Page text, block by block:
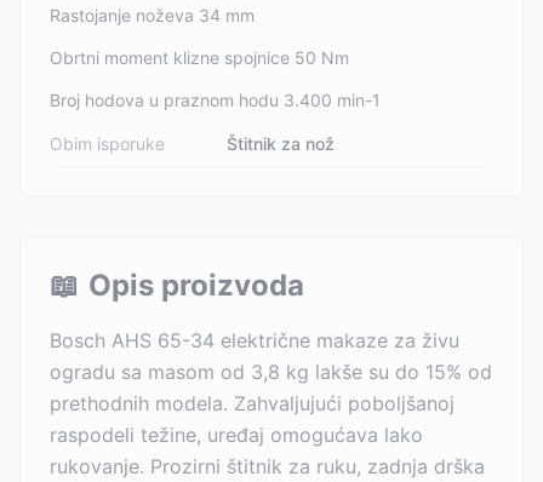
Rastojanje noževa 34 mm
Obrtni moment klizne spojnice 50 Nm
Broj hodova u praznom hodu 3.400 min-1
Obim isporuke Štitnik za nož
📖 Opis proizvoda
Bosch AHS 65-34 električne makaze za živu
ogradu sa masom od 3,8 kg lakše su do 15% od
prethodnih modela. Zahvaljujući poboljšanoj
raspodeli težine, uređaj omogućava lako
rukovanje. Prozirni štitnik za ruku, zadnja drška